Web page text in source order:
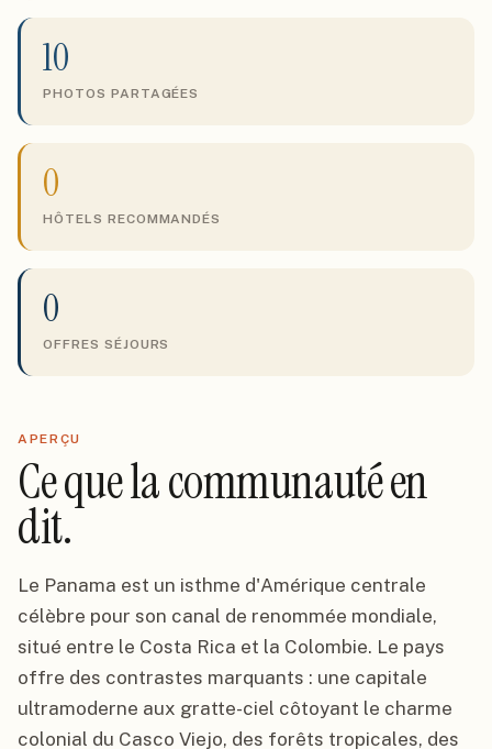
10
PHOTOS PARTAGÉES
0
HÔTELS RECOMMANDÉS
0
OFFRES SÉJOURS
APERÇU
Ce que la communauté en
dit.
Le Panama est un isthme d'Amérique centrale
célèbre pour son canal de renommée mondiale,
situé entre le Costa Rica et la Colombie. Le pays
offre des contrastes marquants : une capitale
ultramoderne aux gratte-ciel côtoyant le charme
colonial du Casco Viejo, des forêts tropicales, des